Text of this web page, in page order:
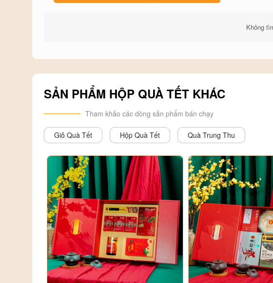
Không
SẢN PHẨM HỘP QUÀ TẾT KHÁC
Tham khảo các dòng sản phẩm bán chạy
Giỏ Quà Tết Hộp Quà Tết Quà Trung Thu